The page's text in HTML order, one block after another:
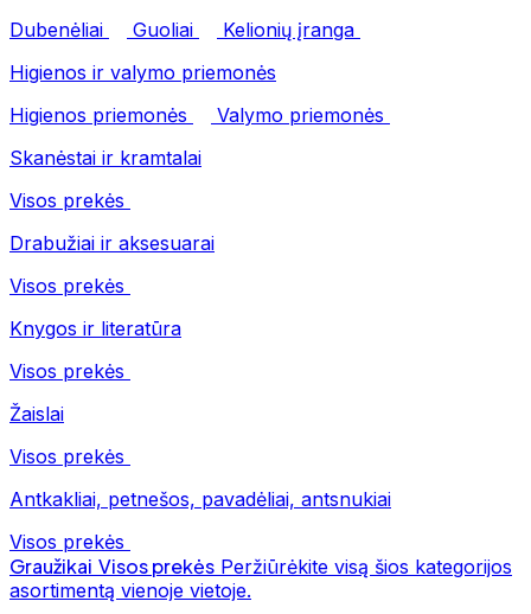
Dubenėliai
Guoliai
Kelionių įranga
Higienos ir valymo priemonės
Higienos priemonės
Valymo priemonės
Skanėstai ir kramtalai
Visos prekės
Drabužiai ir aksesuarai
Visos prekės
Knygos ir literatūra
Visos prekės
Žaislai
Visos prekės
Antkakliai, petnešos, pavadėliai, antsnukiai
Visos prekės
Graužikai Visos prekės Peržiūrėkite visą šios kategorijos
asortimentą vienoje vietoje.